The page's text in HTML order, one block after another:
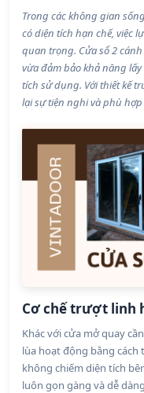
Trong các không gian
có diện tích hạn chế, việc
quan trọng. Cửa sổ 2
vừa đảm bảo khả năng
tích sử dụng. Với thiết kế
lại sự tiện nghi và phù
Cơ chế trượt linh
Khác với cửa mở quay
lùa hoạt động bằng cách
không chiếm diện tích
luôn gọn gàng và dễ